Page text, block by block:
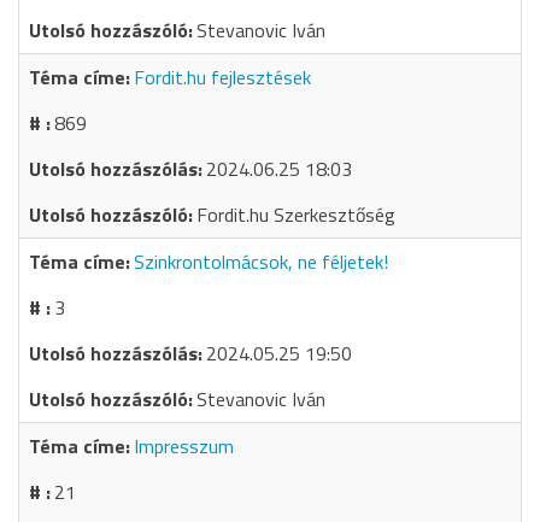
Stevanovic Iván
Fordit.hu fejlesztések
869
2024.06.25 18:03
Fordit.hu Szerkesztőség
Szinkrontolmácsok, ne féljetek!
3
2024.05.25 19:50
Stevanovic Iván
Impresszum
21